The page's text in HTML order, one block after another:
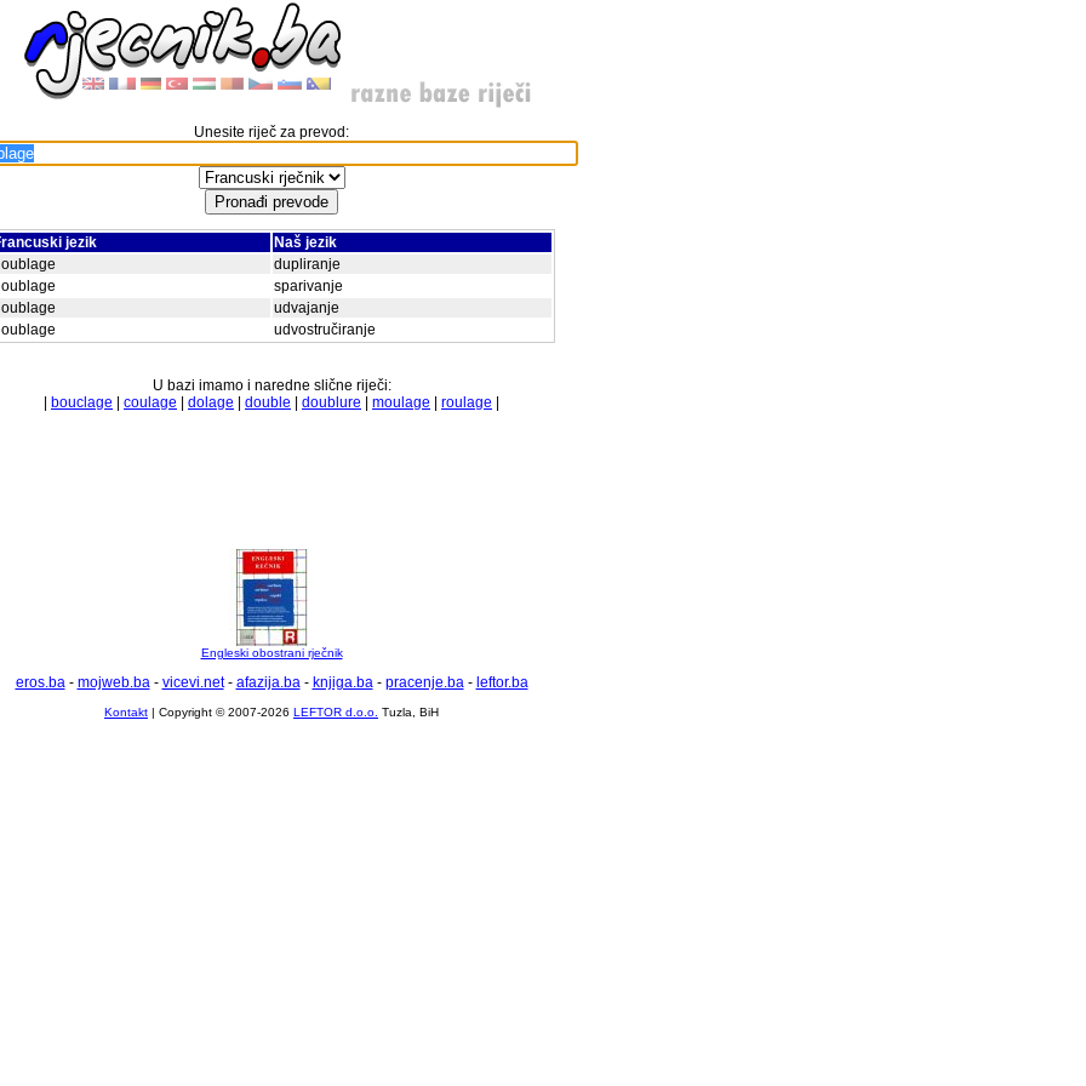
Unesite riječ za prevod:
jezik
Naš jezik
dupliranje
sparivanje
udvajanje
udvostručiranje
U bazi imamo i naredne slične riječi:
bouclage coulage dolage double doublure moulage roulage
Engleski obostrani rječnik
eros.ba- mojweb.ba- vicevi.net- afazija.ba- knjiga.ba- pracenje.ba- leftor.ba
Kontakt | Copyright © 2007-2026 LEFTOR d.o.o. Tuzla, BiH